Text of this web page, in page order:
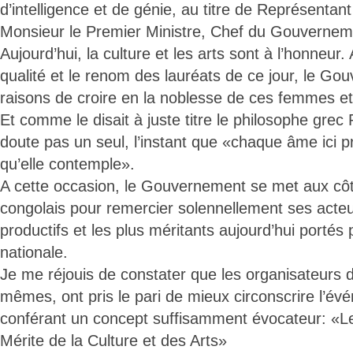
d’intelligence et de génie, au titre de
Monsieur le Premier Ministre, Chef du
Aujourd’hui, la culture et les arts sont à
qualité et le renom des lauréats de ce jour, le
raisons de croire en la noblesse de ces femmes
Et comme le disait à juste titre le philosophe grec
doute pas un seul, l’instant que «chaque âme ici
qu’elle contemple».
A cette occasion, le Gouvernement se met aux
congolais pour remercier solennellement ses
productifs et les plus méritants aujourd’hui portés
nationale.
Je me réjouis de constater que les organisateurs
mêmes, ont pris le pari de mieux circonscrire
conférant un concept suffisamment évocateur:
Mérite de la Culture et des Arts»